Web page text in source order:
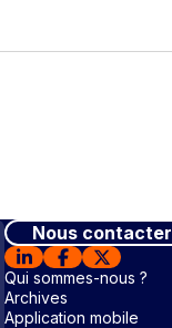
Nous contacter
Qui sommes-nous ?
Archives
Application mobile